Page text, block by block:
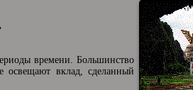
времени. Большинство
освещают вклад, сделанный